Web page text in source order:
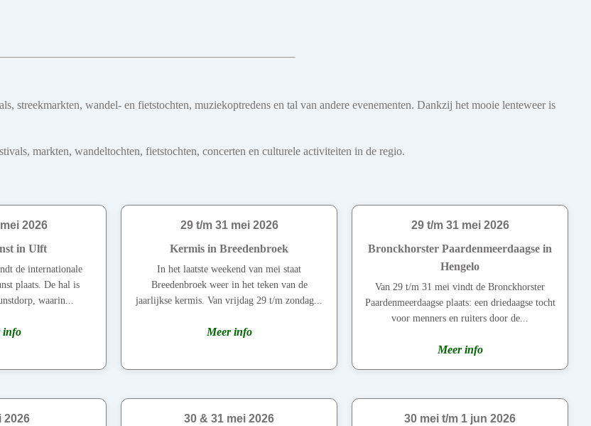
streekmarkten, wandel- en fietstochten, muziekoptredens en tal van andere evenementen. Dankzij het mooie lenteweer is
markten, wandeltochten, fietstochten, concerten en culturele activiteiten in de regio.
2026
in Ulft
de internationale
plaats. De hal is
waarin...
info
29 t/m 31 mei 2026
Kermis in Breedenbroek
In het laatste weekend van mei staat
Breedenbroek weer in het teken van de
jaarlijkse kermis. Van vrijdag 29 t/m zondag...
Meer info
29 t/m 31 mei 2026
Bronckhorster Paardenmeerdaagse in
Hengelo
Van 29 t/m 31 mei vindt de Bronckhorster
Paardenmeerdaagse plaats: een driedaagse tocht
voor menners en ruiters door de...
Meer info
2026
30 & 31 mei 2026
30 mei t/m 1 jun 2026